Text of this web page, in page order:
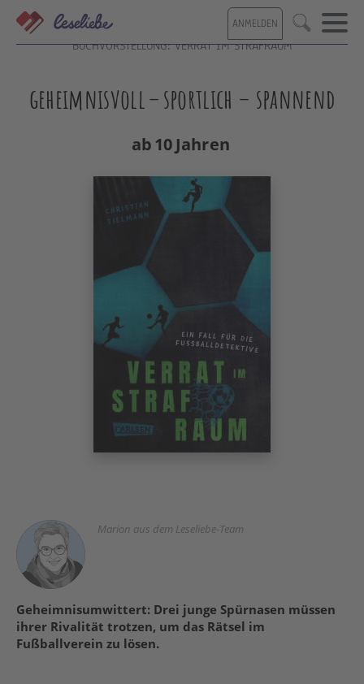
Direkt
zum
Inhalt
ANMELDEN Suche
BUCHVORSTELLUNG: VERRAT IM STRAFRAUM
geheimnisvoll – sportlich – spannend
ab 10 Jahren
Marion aus dem Leseliebe-Team
Geheimnisumwittert: Drei junge Spürnasen müssen
ihrer Rivalität trotzen, um das Rätsel im
Fußballverein zu lösen.